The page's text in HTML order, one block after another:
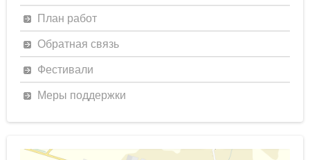
План работ
Обратная связь
Фестивали
Меры поддержки